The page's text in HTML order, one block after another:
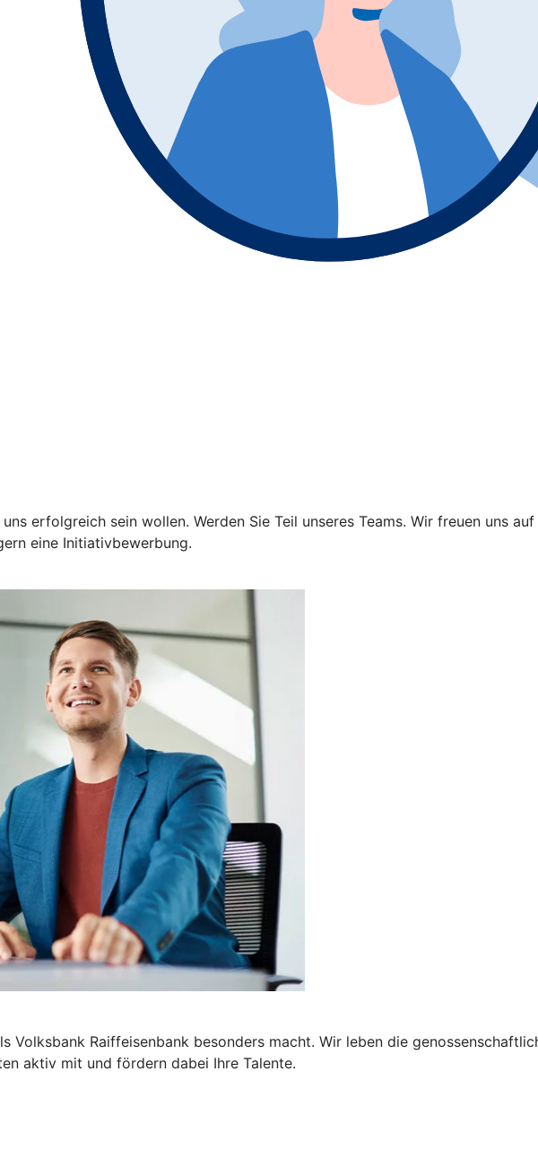
erfolgreich sein wollen. Werden Sie Teil unseres Teams. Wir freuen uns
eine Initiativbewerbung.
Volksbank Raiffeisenbank besonders macht. Wir leben die
aktiv mit und fördern dabei Ihre Talente.